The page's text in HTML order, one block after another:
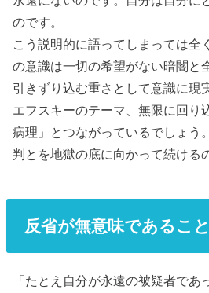
のです。
こう説明的に語ってしまっては全
の意識は一切の希望がない暗闇と
引きずり込む重さとして意識に現
エフスキーのテーマ、無限に回り
病理」とつながっているでしょう
判とを地獄の底に向かって続ける
反省が無意味であること
「たとえ自分が永遠の被疑者で